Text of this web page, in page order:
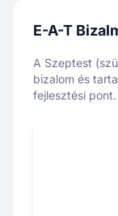
E-A-T
A Szeptest
bizalom és
fejlesztési pont.